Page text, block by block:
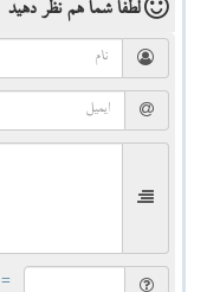
لطفا شما همنظر دهید
= ۴ بعلاوه ۳